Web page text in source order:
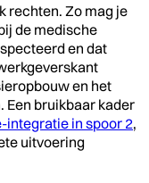
rechten. Zo mag je
de medische
en dat
en het
Een bruikbaar kader
integratie in spoor 2,
uitvoering